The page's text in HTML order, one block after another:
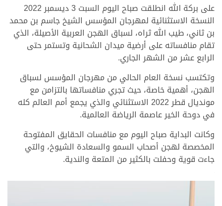
على بركة الله انطلقت صباح اليوم السبت 3 ديسمبر 2022
النسخة الاستثنائية لمهرجان المؤسس الشيخ جاسم بن محمد
بن ثاني، طيب الله ثراه، لسباق الهجن العربية الأصيلة، الذي
تقام منافساته على أرضية ميدان الشحانية وتستمر حتى
الرابع عشر من الشهر الجاري.
وتكتسب نسخة العام الحالي من مهرجان المؤسس لسباق
الهجن، أهمية خاصة، حيث تجري منافساتها بالتزامن مع
مونديال قطر 2022 الاستثنائي والذي يجمع أمم العالم كله
في دوحة الخير عاصمة الرياضة العالمية.
وكانت البداية صباح اليوم مع منافسات الحقايق المفتوحة
المخصصة لهجن أصحاب السمو والسعادة الشيوخ، والتي
جاءت قوية وحفلت بالكثير من المتعة والندية.